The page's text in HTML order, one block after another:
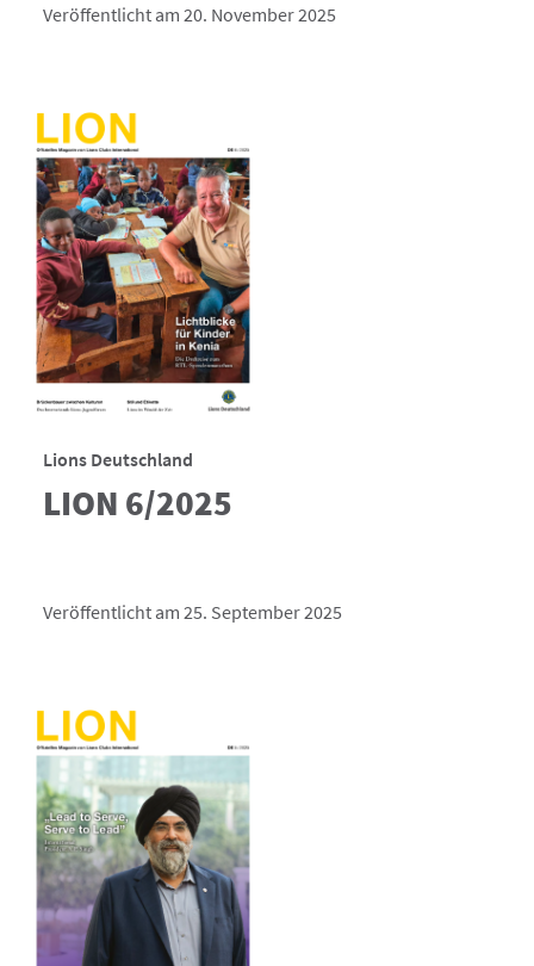
Veröffentlicht am 20. November 2025
Lions Deutschland
LION 6/2025
Veröffentlicht am 25. September 2025